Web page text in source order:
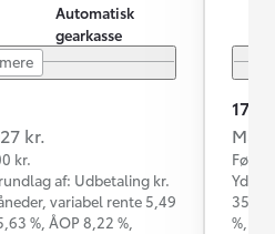
Automatisk
gearkasse
kr.
kr.
af: Udbetaling kr.
variabel rente 5,49
%, ÅOP 8,22 %,
%,